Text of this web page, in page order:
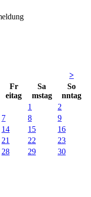
>
Fr
eitag
Sa
mstag
So
nntag
1
2
7 8
9
14 15
16
21 22
23
28 29
30